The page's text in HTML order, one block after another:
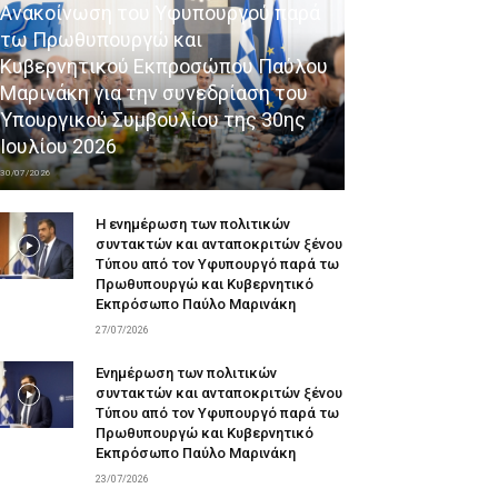
Ανακοίνωση του Υφυπουργού παρά
τω Πρωθυπουργώ και
Κυβερνητικού Εκπροσώπου Παύλου
Μαρινάκη για την συνεδρίαση του
Υπουργικού Συμβουλίου της 30ης
Ιουλίου 2026
30/07/2026
Η ενημέρωση των πολιτικών
συντακτών και ανταποκριτών ξένου
Τύπου από τον Υφυπουργό παρά τω
Πρωθυπουργώ και Κυβερνητικό
Εκπρόσωπο Παύλο Μαρινάκη
27/07/2026
Ενημέρωση των πολιτικών
συντακτών και ανταποκριτών ξένου
Τύπου από τον Υφυπουργό παρά τω
Πρωθυπουργώ και Κυβερνητικό
Εκπρόσωπο Παύλο Μαρινάκη
23/07/2026